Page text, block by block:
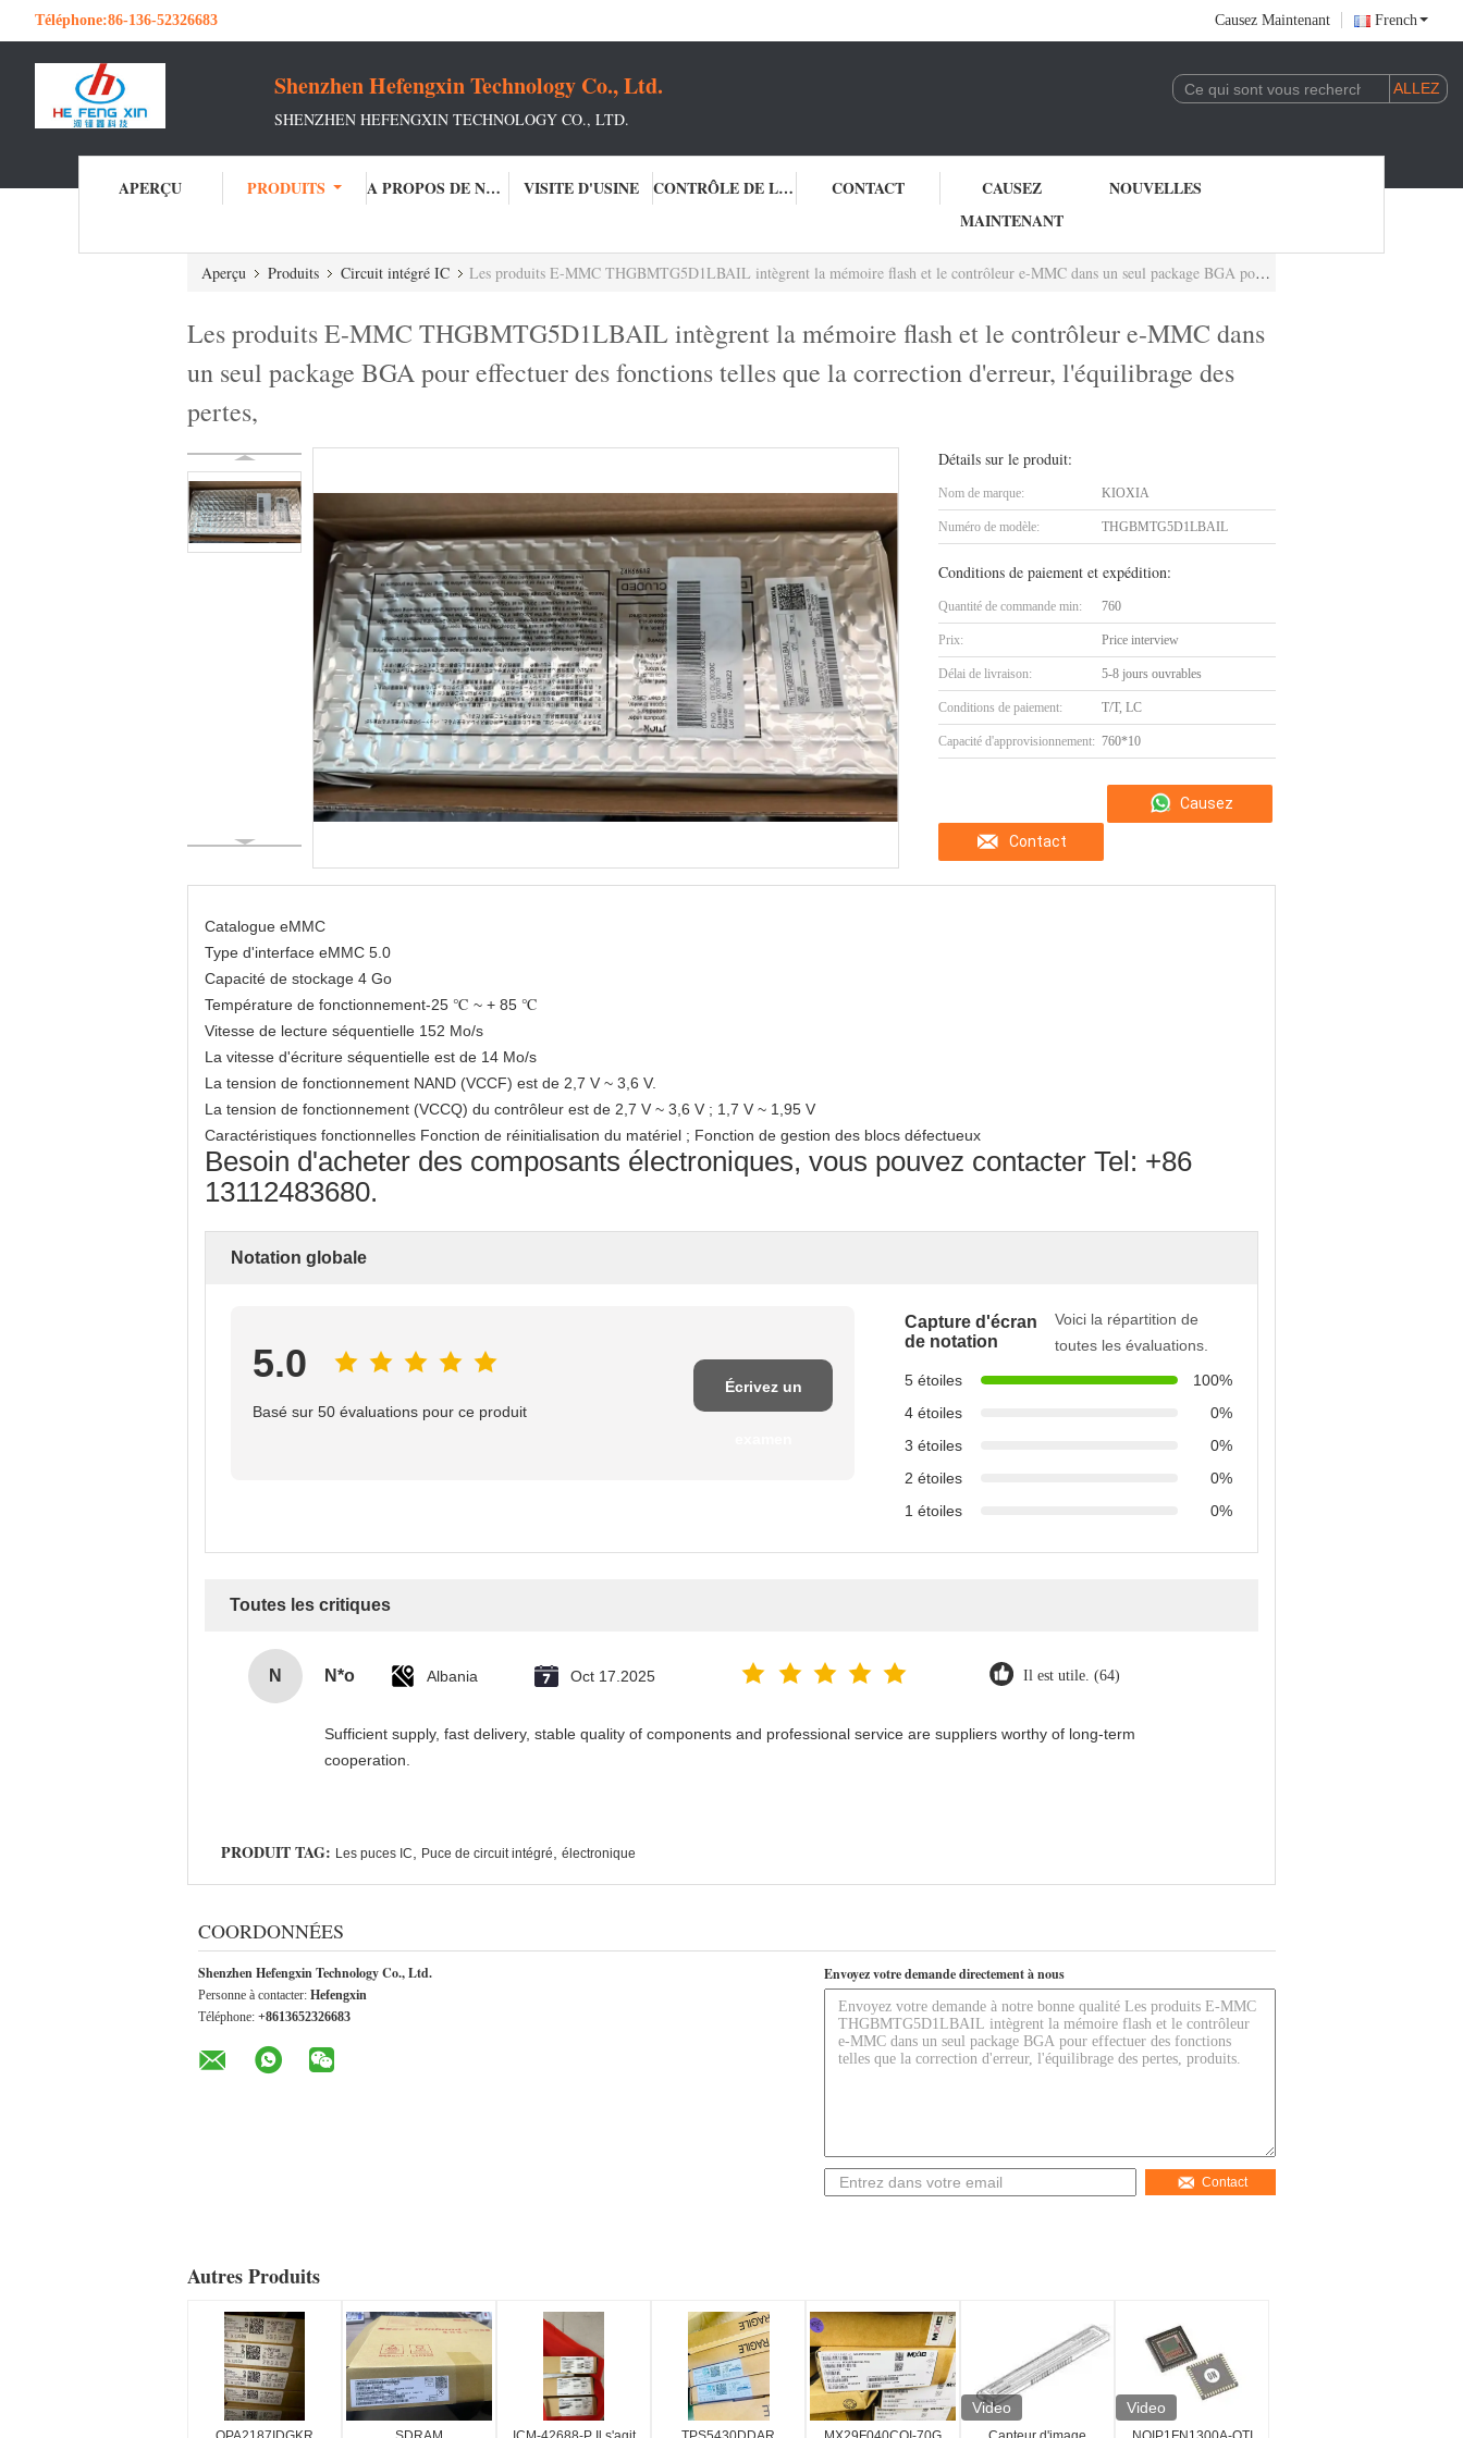
Téléphone:86-136-52326683 Causez Maintenant French
Shenzhen Hefengxin Technology Co., Ltd.
SHENZHEN HEFENGXIN TECHNOLOGY CO., LTD.
APERÇU PRODUITS A PROPOS DE NOUS VISITE D'USINE CONTRÔLE DE LA QUALITÉ CONTACT
CAUSEZ
MAINTENANT
NOUVELLES
Aperçu Produits Circuit intégré IC Les produits E-MMC THGBMTG5D1LBAIL intègrent la mémoire flash et le contrôleur e-MMC dans un seul package BGA pour effectuer des fonctions telles que la correction d'erreur, l'équilibrage des pertes,
Les produits E-MMC THGBMTG5D1LBAIL intègrent la mémoire flash et le contrôleur e-MMC dans
un seul package BGA pour effectuer des fonctions telles que la correction d'erreur, l'équilibrage des
pertes,
Détails sur le produit:
Nom de marque: KIOXIA
Numéro de modèle: THGBMTG5D1LBAIL
Conditions de paiement et expédition:
Quantité de commande min: 760
Prix: Price interview
Délai de livraison: 5-8 jours ouvrables
Conditions de paiement: T/T, LC
Capacité d'approvisionnement: 760*10
Contact
Causez
Catalogue eMMC
Type d'interface eMMC 5.0
Capacité de stockage 4 Go
Température de fonctionnement-25 ℃ ~ + 85 ℃
Vitesse de lecture séquentielle 152 Mo/s
La vitesse d'écriture séquentielle est de 14 Mo/s
La tension de fonctionnement NAND (VCCF) est de 2,7 V ~ 3,6 V.
La tension de fonctionnement (VCCQ) du contrôleur est de 2,7 V ~ 3,6 V ; 1,7 V ~ 1,95 V
Caractéristiques fonctionnelles Fonction de réinitialisation du matériel ; Fonction de gestion des blocs défectueux
Besoin d'acheter des composants électroniques, vous pouvez contacter Tel: +86
13112483680.
Notation globale
5.0
Basé sur 50 évaluations pour ce produit
Écrivez un
Capture d'écran
de notation
Voici la répartition de
toutes les évaluations.
5 étoiles
100%
4 étoiles
0%
3 étoiles
0%
2 étoiles
0%
1 étoiles
0%
Toutes les critiques
N N*o Albania Oct 17.2025 Il est utile. (64)
Sufficient supply, fast delivery, stable quality of components and professional service are suppliers worthy of long-term
cooperation.
PRODUIT TAG: Les puces IC Puce de circuit intégré électronique
COORDONNÉES
Shenzhen Hefengxin Technology Co., Ltd.
Personne à contacter: Hefengxin
Téléphone: +8613652326683
Envoyez votre demande directement à nous
Contact
Autres Produits
Video Video